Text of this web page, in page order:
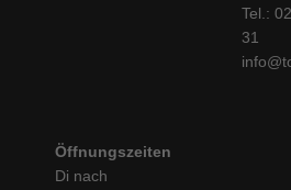
Tel.:
31
Öffnungszeiten
Di nach